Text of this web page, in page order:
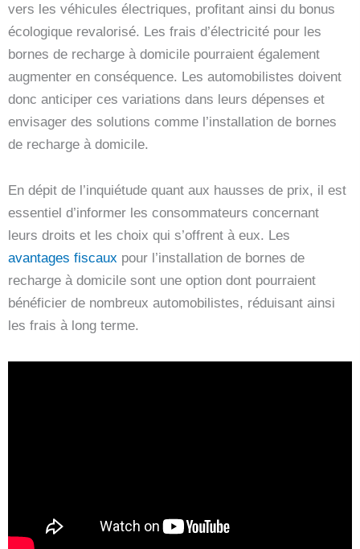
vers les véhicules électriques, profitant ainsi du bonus
écologique revalorisé. Les frais d’électricité pour les
bornes de recharge à domicile pourraient également
augmenter en conséquence. Les automobilistes doivent
donc anticiper ces variations dans leurs dépenses et
envisager des solutions comme l’installation de bornes
de recharge à domicile.
En dépit de l’inquiétude quant aux hausses de prix, il est
essentiel d’informer les consommateurs concernant
leurs droits et les choix qui s’offrent à eux. Les
avantages fiscaux pour l’installation de bornes de
recharge à domicile sont une option dont pourraient
bénéficier de nombreux automobilistes, réduisant ainsi
les frais à long terme.